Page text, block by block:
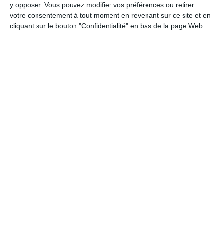
y opposer. Vous pouvez modifier vos préférences ou retirer
votre consentement à tout moment en revenant sur ce site et en
cliquant sur le bouton "Confidentialité" en bas de la page Web.
Peut-on remplacer la viande par des féculents ?
Consultation diététique du 05/08/2026